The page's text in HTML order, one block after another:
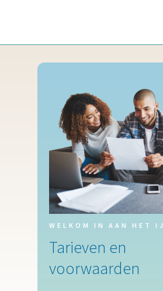
WELKOM IN AAN HET IJ
Tarieven en
voorwaarden